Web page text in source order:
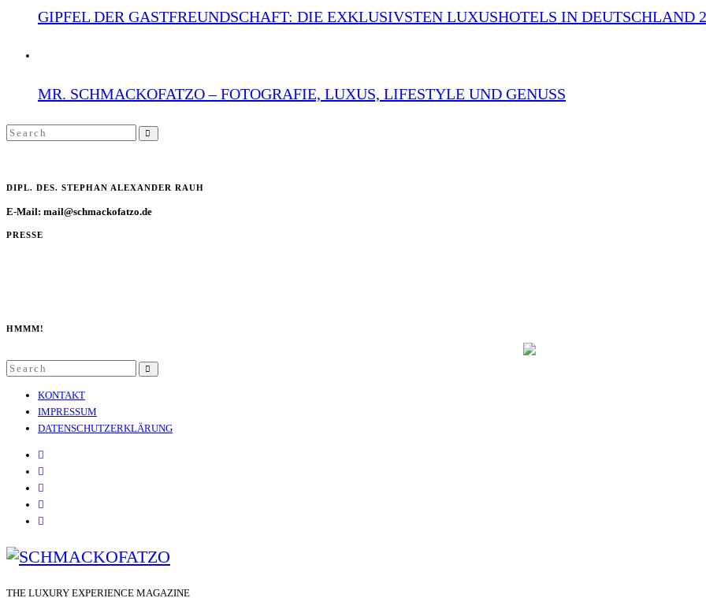
GIPFEL DER GASTFREUNDSCHAFT: DIE EXKLUSIVSTEN LUXUSHOTELS IN DEUTSCHLAND
MR. SCHMACKOFATZO – FOTOGRAFIE, LUXUS, LIFESTYLE UND GENUSS
Search
DIPL. DES. STEPHAN ALEXANDER RAUH
E-Mail: mail@schmackofatzo.de
PRESSE
HMMM!
Search
KONTAKT
IMPRESSUM
DATENSCHUTZERKLÄRUNG
THE LUXURY EXPERIENCE MAGAZINE